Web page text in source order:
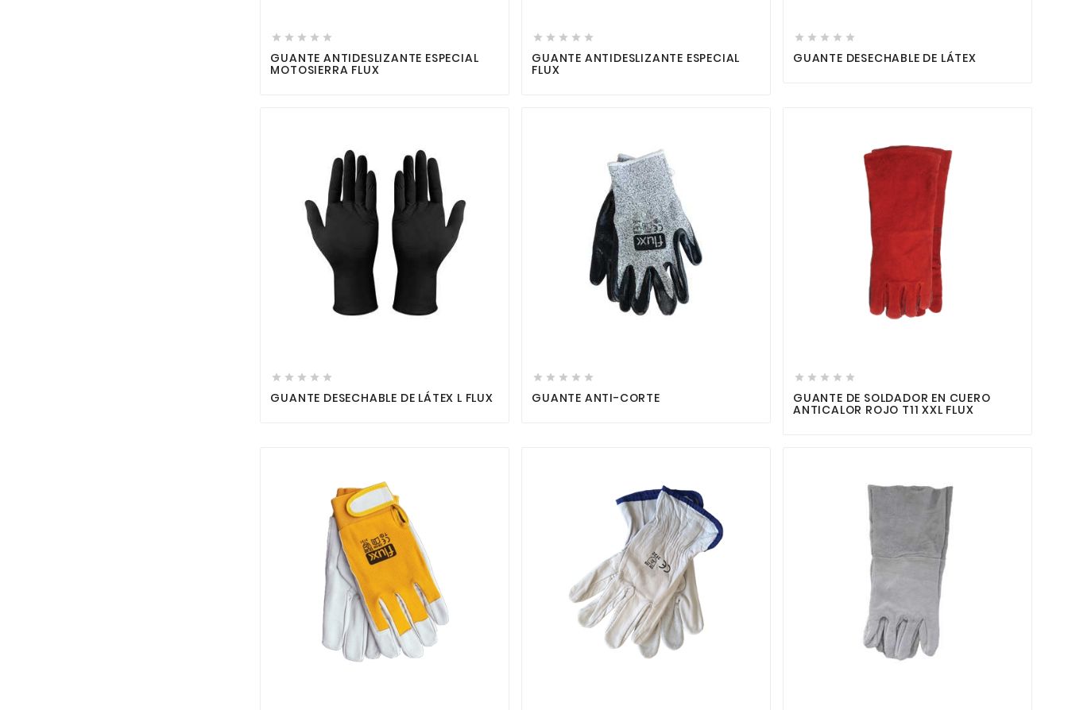
    
GUANTE ANTIDESLIZANTE ESPECIAL
MOTOSIERRA FLUX
    
GUANTE ANTIDESLIZANTE ESPECIAL
FLUX
    
GUANTE DESECHABLE DE LÁTEX
    
GUANTE DESECHABLE DE LÁTEX L FLUX
    
GUANTE ANTI-CORTE
    
GUANTE DE SOLDADOR EN CUERO
ANTICALOR ROJO T11 XXL FLUX